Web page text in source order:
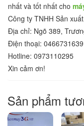
nhất và tốt nhất cho
Công ty TNHH Sản
Địa chỉ: Ngõ 389,
Điện thoại:
Hotline: 0973110295
Xin cảm ơn!
Sản phẩm